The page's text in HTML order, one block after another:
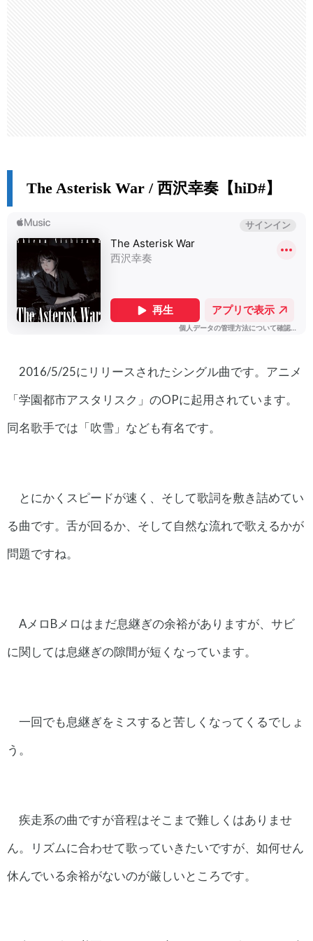
The Asterisk War / 西沢幸奏【hiD#】
2016/5/25にリリースされたシングル曲です。アニメ
「学園都市アスタリスク」のOPに起用されています。
同名歌手では「吹雪」なども有名です。
とにかくスピードが速く、そして歌詞を敷き詰めてい
る曲です。舌が回るか、そして自然な流れで歌えるかが
問題ですね。
AメロBメロはまだ息継ぎの余裕がありますが、サビ
に関しては息継ぎの隙間が短くなっています。
一回でも息継ぎをミスすると苦しくなってくるでしょ
う。
疾走系の曲ですが音程はそこまで難しくはありませ
ん。リズムに合わせて歌っていきたいですが、如何せん
休んでいる余裕がないのが厳しいところです。